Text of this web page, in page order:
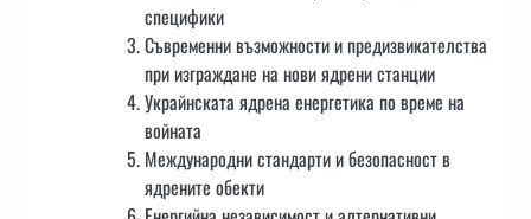
специфики
Съвременни възможности и предизвикателства
при изграждане на нови ядрени станции
Украйнската ядрена енергетика по време на
войната
Международни стандарти и безопасност в
ядрените обекти